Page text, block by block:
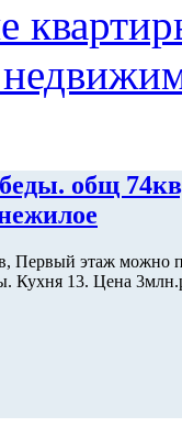
общ
Первый этаж можно
Кухня 13. Цена